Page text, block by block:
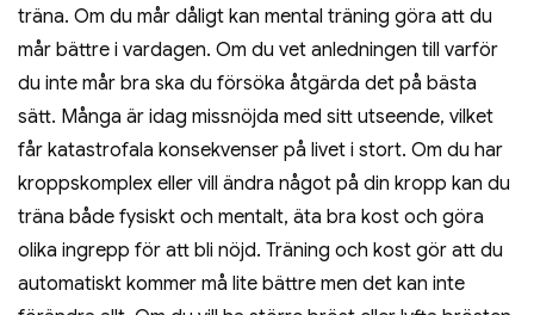
träna. Om du mår dåligt kan mental träning göra att du
mår bättre i vardagen. Om du vet anledningen till varför
du inte mår bra ska du försöka åtgärda det på bästa
sätt. Många är idag missnöjda med sitt utseende, vilket
får katastrofala konsekvenser på livet i stort. Om du har
kroppskomplex eller vill ändra något på din kropp kan du
träna både fysiskt och mentalt, äta bra kost och göra
olika ingrepp för att bli nöjd. Träning och kost gör att du
automatiskt kommer må lite bättre men det kan inte